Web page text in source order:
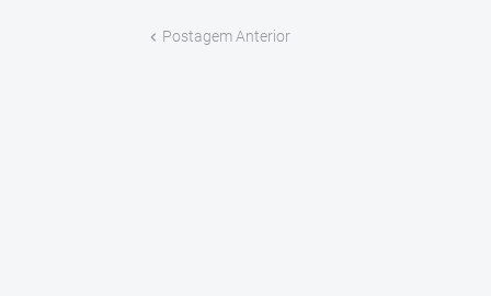
Postagem Anterior